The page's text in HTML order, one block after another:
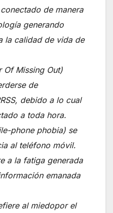
de manera
generando
la calidad de vida de
Of Missing Out)
de
debido a lo cual
a toda hora.
phone phobia) se
al teléfono móvil.
a la fatiga generada
emanada
al miedopor el